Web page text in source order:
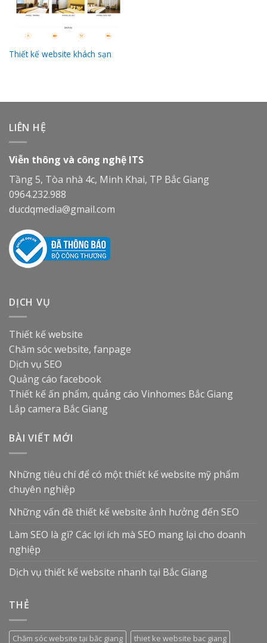
Thiết kế website khách sạn
LIÊN HỆ
Viễn thông và công nghệ ITS
Tầng 5, Tòa nhà 4c, Minh Khai, TP Bắc Giang
0964.232.988
ducdqmedia@gmail.com
DỊCH VỤ
Thiết kế website
Chăm sóc website, fanpage
Dịch vụ SEO
Quảng cáo facebook
Thiết kế ấn phẩm, quảng cáo Vinhomes Bắc Giang
Lắp camera Bắc Giang
BÀI VIẾT MỚI
Những tiêu chí để có một thiết kế website mỹ phẩm
chuyên nghiệp
Những vấn đề thiết kế website ảnh hưởng đến SEO
Làm SEO là gì? Các lợi ích mà SEO mang lại cho doanh
nghiệp
Dịch vụ thiết kế website nhanh tại Bắc Giang
THẺ
Chăm sóc website tại băc giang thiet ke website bac giang